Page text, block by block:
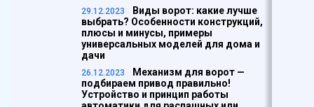
29.12.2023
Виды ворот: какие лучше
выбрать? Особенности конструкций,
плюсы и минусы, примеры
универсальных моделей для дома и
дачи
26.12.2023
Механизм для ворот —
подбираем привод правильно!
Устройство и принцип работы